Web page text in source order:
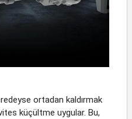
ortadan kaldırmak
küçültme uygular. Bu,